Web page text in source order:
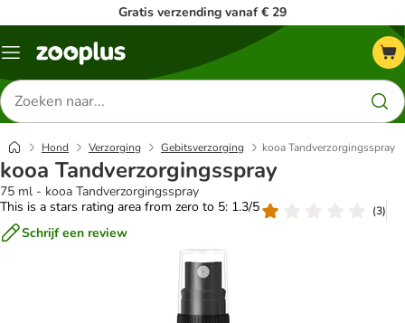
Gratis verzending vanaf € 29
Menu
Zoeken
naar
producten
Hond Verzorging Gebitsverzorging kooa Tandverzorgingsspray
kooa Tandverzorgingsspray
75 ml - kooa Tandverzorgingsspray
This is a stars rating area from zero to 5: 1.3/5
(3)
Schrijf een review